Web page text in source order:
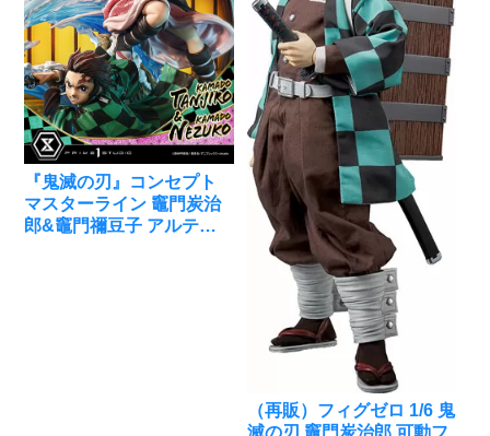
『鬼滅の​刃』​コンセプト
マスターライン 竈門炭治
郎&竈門禰豆子 アルティ
（再販）フィグゼロ 1/6 鬼